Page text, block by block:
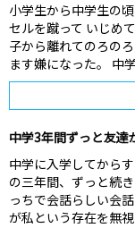
小学生から中学生の
セルを蹴って いじめ
子から離れてのろの
ます嫌になった。 中
中学3年間ずっと友達
中学に入学してから
の三年間、ずっと続
っちで会話らしい会
が私という存在を無